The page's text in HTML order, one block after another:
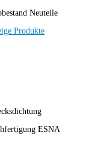
Neuteile
Produkte
ESNA